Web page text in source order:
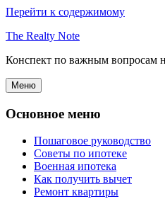
Перейти к содержимому
The Realty Note
Конспект по важным вопросам
Меню
Основное меню
Пошаговое руководство
Советы по ипотеке
Военная ипотека
Как получить вычет
Ремонт квартиры